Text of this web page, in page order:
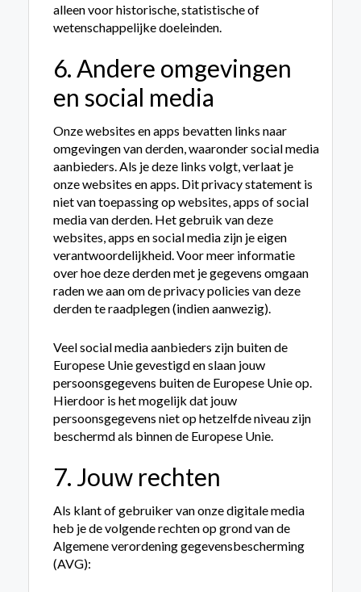
alleen voor historische, statistische of
wetenschappelijke doeleinden.
6. Andere omgevingen
en social media
Onze websites en apps bevatten links naar
omgevingen van derden, waaronder social media
aanbieders. Als je deze links volgt, verlaat je
onze websites en apps. Dit privacy statement is
niet van toepassing op websites, apps of social
media van derden. Het gebruik van deze
websites, apps en social media zijn je eigen
verantwoordelijkheid. Voor meer informatie
over hoe deze derden met je gegevens omgaan
raden we aan om de privacy policies van deze
derden te raadplegen (indien aanwezig).
Veel social media aanbieders zijn buiten de
Europese Unie gevestigd en slaan jouw
persoonsgegevens buiten de Europese Unie op.
Hierdoor is het mogelijk dat jouw
persoonsgegevens niet op hetzelfde niveau zijn
beschermd als binnen de Europese Unie.
7. Jouw rechten
Als klant of gebruiker van onze digitale media
heb je de volgende rechten op grond van de
Algemene verordening gegevensbescherming
(AVG):